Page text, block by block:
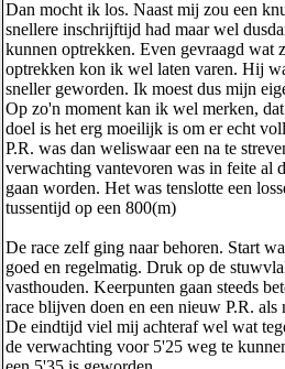
Dan mocht ik los. Naast mij zou een
snellere inschrijftijd had maar wel
kunnen optrekken. Even gevraagd wat
optrekken kon ik wel laten varen. Hij
sneller geworden. Ik moest dus mijn
Op zo'n moment kan ik wel merken,
doel is het erg moeilijk is om er echt
P.R. was dan weliswaar een na te
verwachting vantevoren was in feite al
gaan worden. Het was tenslotte een
tussentijd op een 800(m)
De race zelf ging naar behoren. Start
goed en regelmatig. Druk op de
vasthouden. Keerpunten gaan steeds
race blijven doen en een nieuw P.R. als
De eindtijd viel mij achteraf wel wat
de verwachting voor 5'25 weg te